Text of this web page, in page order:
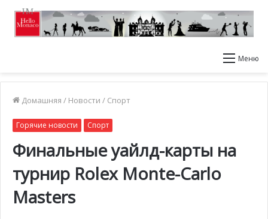
Меню
Домашняя / Новости / Спорт
Горячие новости Спорт
Финальные уайлд-карты на
турнир Rolex Monte-Carlo
Masters